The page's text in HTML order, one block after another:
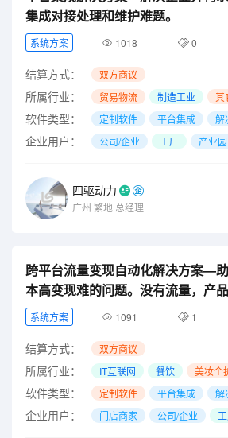
集成对接处理和维护难题。
系统方案 1018 0
结算方式： 双方商议
所属行业： 贸易物流 制造工业 其
软件类型： 定制软件 平台集成 解
企业用户： 公司/企业 工厂 产业园
四驱动力
广州 繁地 总经理
跨平台流量变现自动化解决方案—
本高变现难的问题。没有流量，产品
系统方案 1091 1
结算方式： 双方商议
所属行业： IT互联网 餐饮 美妆个
软件类型： 定制软件 平台集成 解
企业用户： 门店商家 公司/企业